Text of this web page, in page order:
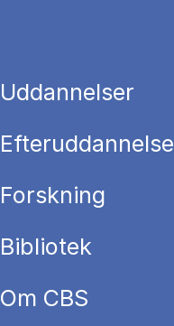
Uddannelser
Efteruddannelse
Forskning
Bibliotek
Om CBS